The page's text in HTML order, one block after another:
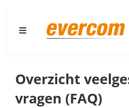
inhoudToggle
Producten
Overzicht
vragen (FAQ)